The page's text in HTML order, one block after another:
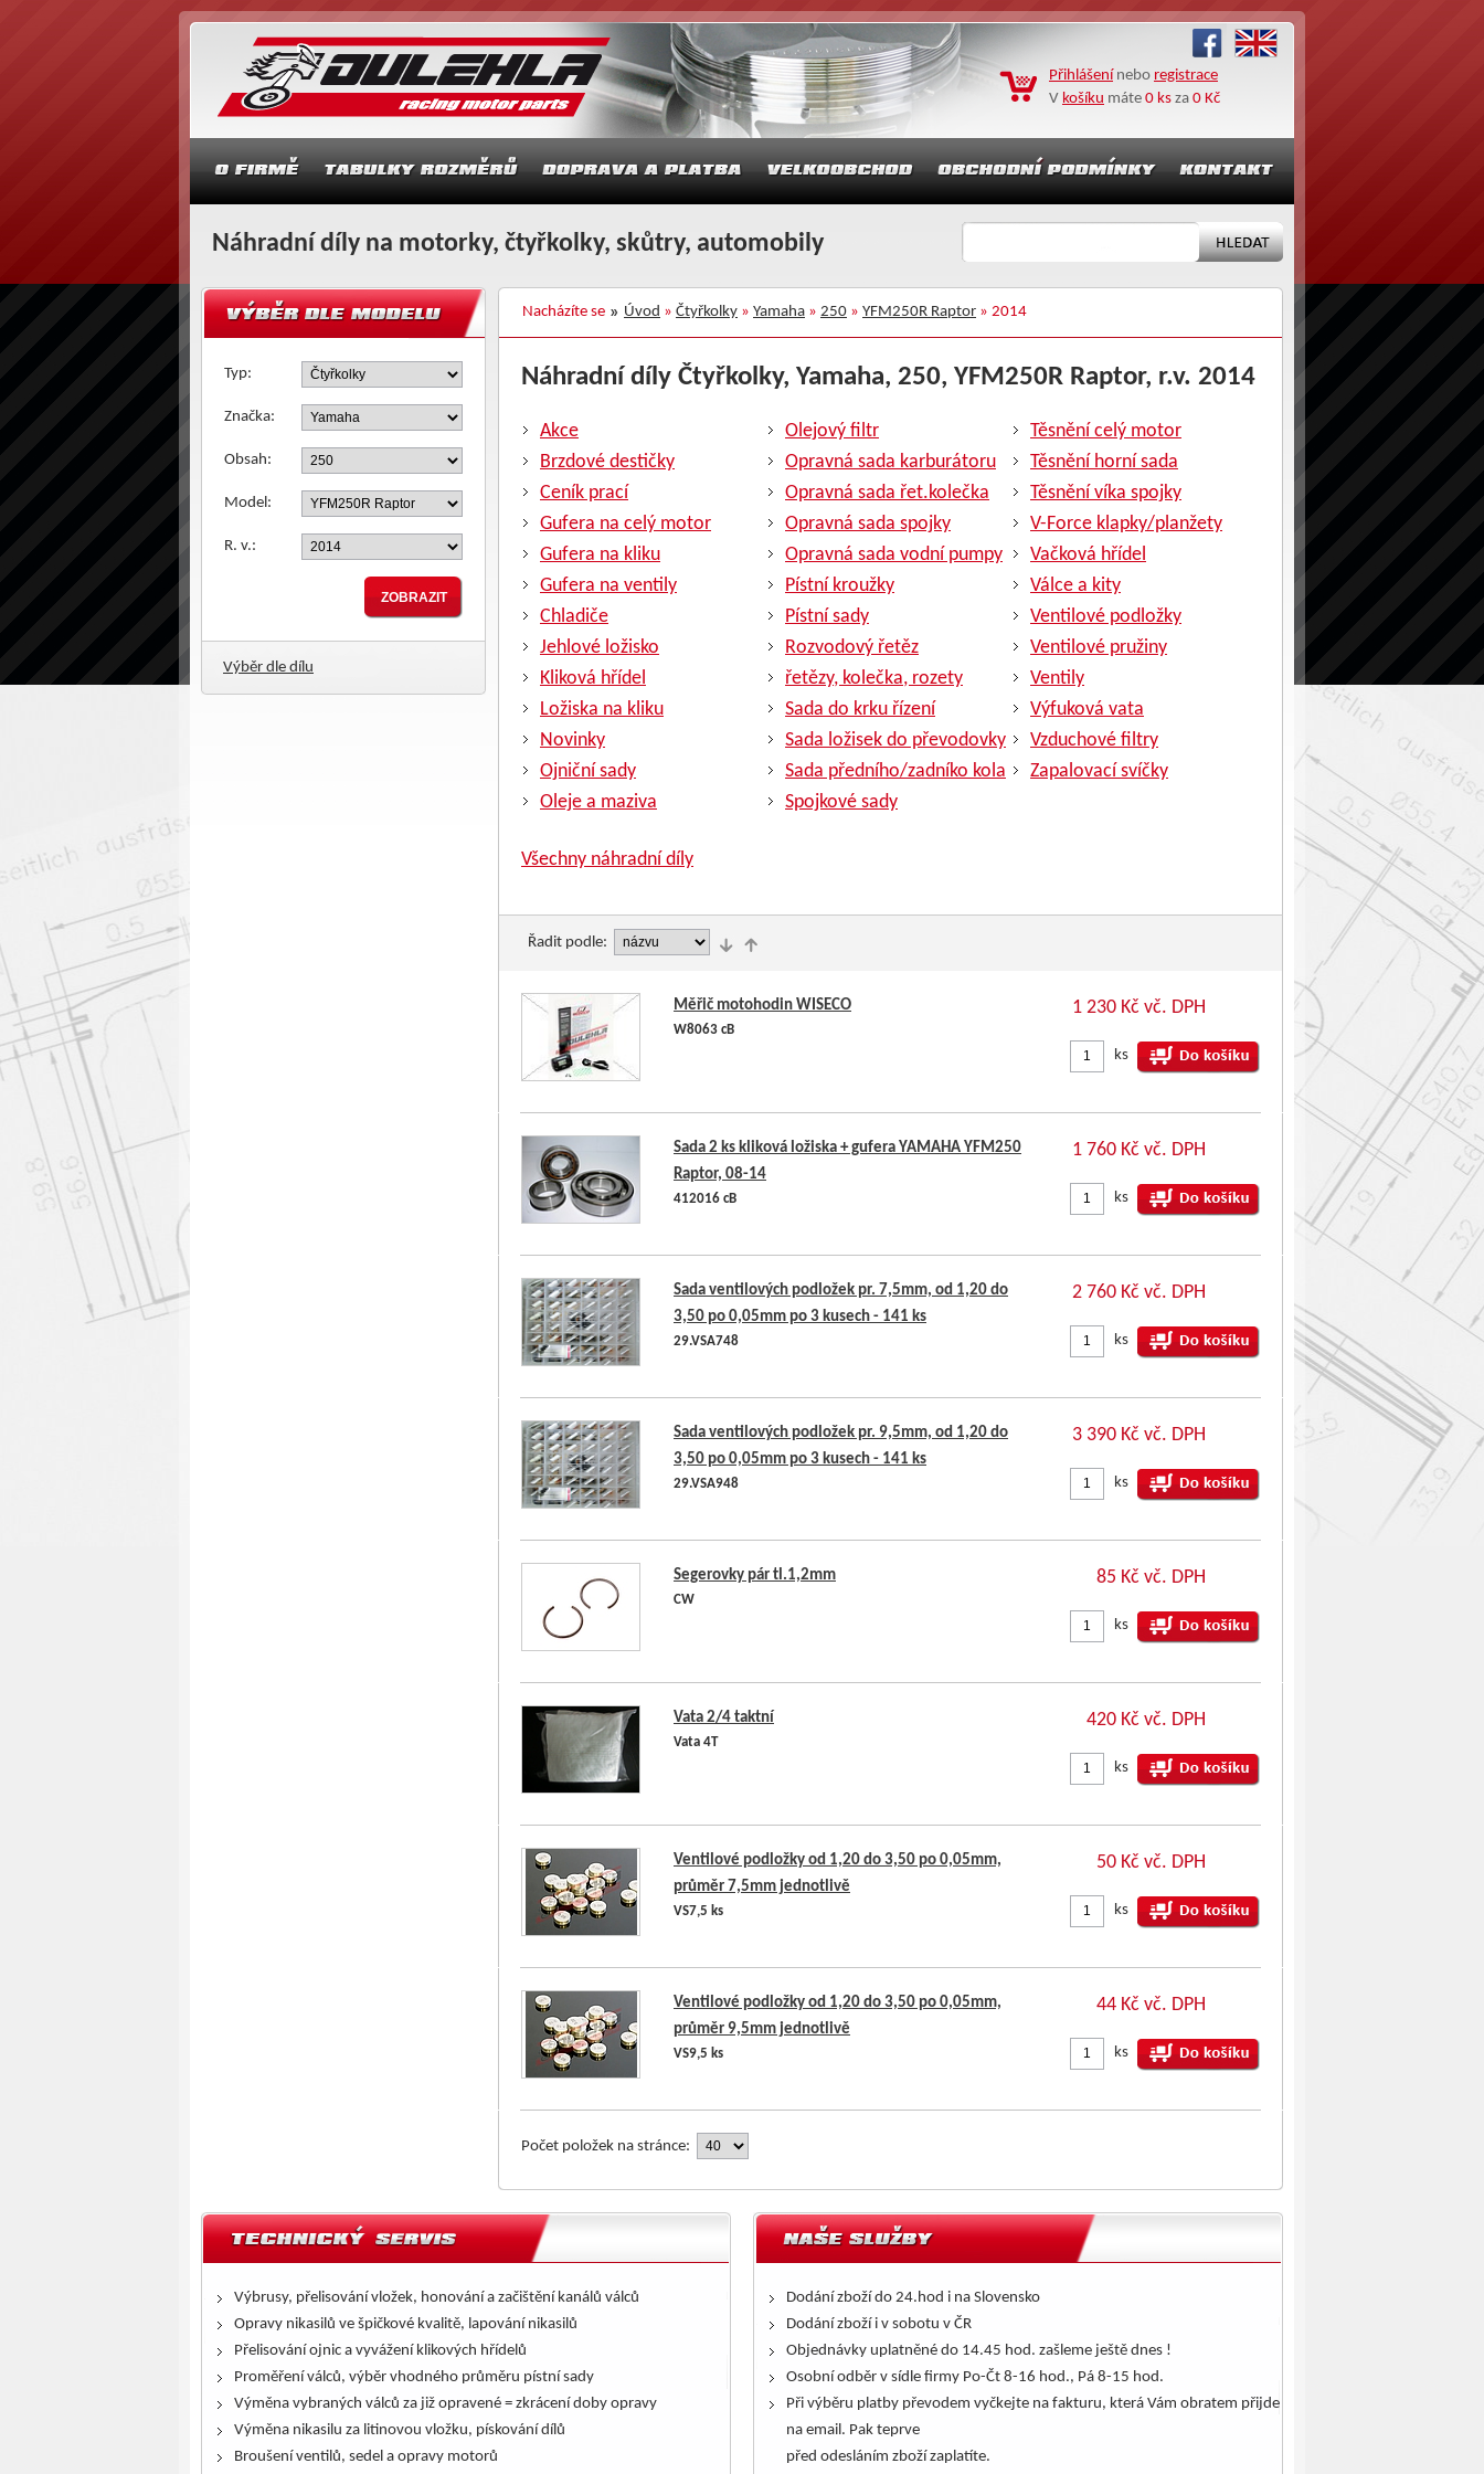
Přihlášení nebo registrace
V košíku máte 0 ks za 0 Kč
Náhradní díly na motorky, čtyřkolky, skůtry, automobily
Nacházíte se Úvod » Čtyřkolky » Yamaha » 250 » YFM250R Raptor » 2014
Typ:
Značka:
Obsah:
Model:
R. v.:
Výběr dle dílu
Náhradní díly Čtyřkolky, Yamaha, 250, YFM250R Raptor, r.v. 2014
Akce Olejový filtr
Těsnění celý motor
Brzdové destičky
Opravná sada karburátoru
Těsnění horní sada
Ceník prací
Opravná sada řet.kolečka
Těsnění víka spojky
Gufera na celý motor
Opravná sada spojky
V-Force klapky/planžety
Gufera na kliku
Opravná sada vodní pumpy
Vačková hřídel
Gufera na ventily
Pístní kroužky
Válce a kity
Chladiče
Pístní sady
Ventilové podložky
Jehlové ložisko
Rozvodový řetěz
Ventilové pružiny
Kliková hřídel
řetězy, kolečka, rozety
Ventily
Ložiska na kliku
Sada do krku řízení
Výfuková vata
Novinky
Sada ložisek do převodovky
Vzduchové filtry
Ojniční sady
Sada předního/zadníko kola
Zapalovací svíčky
Oleje a maziva
Spojkové sady
Všechny náhradní díly
Řadit podle:
Měřič motohodin WISECO
W8063 cB
1 230 Kč vč. DPH
ks
Sada 2 ks kliková ložiska + gufera YAMAHA YFM250
Raptor, 08-14
412016 cB
1 760 Kč vč. DPH
ks
Sada ventilových podložek pr. 7,5mm, od 1,20 do
3,50 po 0,05mm po 3 kusech - 141 ks
29.VSA748
2 760 Kč vč. DPH
ks
Sada ventilových podložek pr. 9,5mm, od 1,20 do
3,50 po 0,05mm po 3 kusech - 141 ks
29.VSA948
3 390 Kč vč. DPH
ks
Segerovky pár tl.1,2mm
CW
85 Kč vč. DPH
ks
Vata 2/4 taktní
Vata 4T
420 Kč vč. DPH
ks
Ventilové podložky od 1,20 do 3,50 po 0,05mm,
průměr 7,5mm jednotlivě
VS7,5 ks
50 Kč vč. DPH
ks
Ventilové podložky od 1,20 do 3,50 po 0,05mm,
průměr 9,5mm jednotlivě
VS9,5 ks
44 Kč vč. DPH
ks
Počet položek na stránce:
Výbrusy, přelisování vložek, honování a začištění kanálů válců
Opravy nikasilů ve špičkové kvalitě, lapování nikasilů
Přelisování ojnic a vyvážení klikových hřídelů
Proměření válců, výběr vhodného průměru pístní sady
Výměna vybraných válců za již opravené = zkrácení doby opravy
Výměna nikasilu za litinovou vložku, pískování dílů
Broušení ventilů, sedel a opravy motorů
Dodání zboží do 24.hod i na Slovensko
Dodání zboží i v sobotu v ČR
Objednávky uplatněné do 14.45 hod. zašleme ještě dnes !
Osobní odběr v sídle firmy Po-Čt 8-16 hod., Pá 8-15 hod.
Při výběru platby převodem vyčkejte na fakturu, která Vám obratem přijde
na email. Pak teprve
před odesláním zboží zaplatíte.